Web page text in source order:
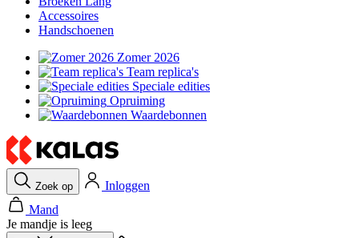
Accessoires
Handschoenen
Zomer 2026
Team replica's
Speciale edities
Opruiming
Waardebonnen
Zoek op
Inloggen
Mand
Je mandje is leeg